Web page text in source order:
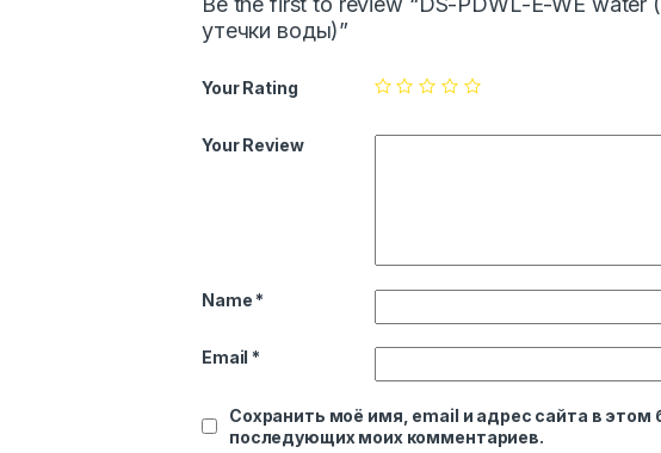
утечки воды)”
Your Rating
Your Review
Name *
Email *
Сохранить моё имя, email и адрес сайта в этом
последующих моих комментариев.